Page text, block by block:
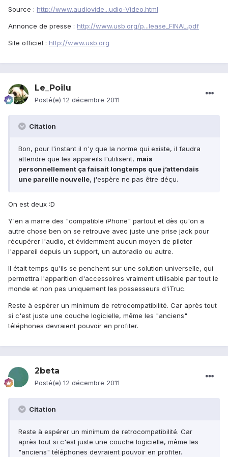
Source : http://www.audiovide...udio-Video.html
Annonce de presse : http://www.usb.org/p...lease_FINAL.pdf
Site officiel : http://www.usb.org
Le_Poilu
Posté(e) 12 décembre 2011
Citation
Bon, pour l'instant il n'y que la norme qui existe, il faudra
attendre que les appareils l'utilisent, mais
personnellement ça faisait longtemps que j’attendais
une pareille nouvelle, j'espère ne pas être déçu.
On est deux :D
Y'en a marre des "compatible iPhone" partout et dès qu'on a
autre chose ben on se retrouve avec juste une prise jack pour
récupérer l'audio, et évidemment aucun moyen de piloter
l'appareil depuis un support, un autoradio ou autre.
Il était temps qu'ils se penchent sur une solution universelle, qui
permettra l'apparition d'accessoires vraiment utilisable par tout le
monde et non pas uniquement les possesseurs d'iTruc.
Reste à espérer un minimum de retrocompatibilité. Car après tout
si c'est juste une couche logicielle, même les "anciens"
téléphones devraient pouvoir en profiter.
2beta
Posté(e) 12 décembre 2011
Citation
Reste à espérer un minimum de retrocompatibilité. Car
après tout si c'est juste une couche logicielle, même les
"anciens" téléphones devraient pouvoir en profiter.